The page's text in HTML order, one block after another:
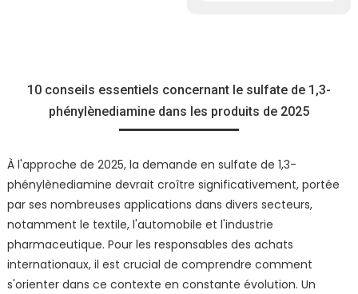
10 conseils essentiels concernant le sulfate de 1,3-
phénylènediamine dans les produits de 2025
À l'approche de 2025, la demande en sulfate de 1,3-
phénylènediamine devrait croître significativement, portée
par ses nombreuses applications dans divers secteurs,
notamment le textile, l'automobile et l'industrie
pharmaceutique. Pour les responsables des achats
internationaux, il est crucial de comprendre comment
s'orienter dans ce contexte en constante évolution. Un